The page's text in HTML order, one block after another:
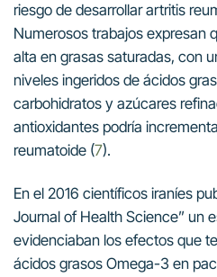
riesgo de desarrollar artritis
Numerosos trabajos expresan
alta en grasas saturadas, con
niveles ingeridos de ácidos
carbohidratos y azúcares
antioxidantes podría
reumatoide (7).
En el 2016 científicos iraníes
Journal of Health Science” un
evidenciaban los efectos que
ácidos grasos Omega-3 en